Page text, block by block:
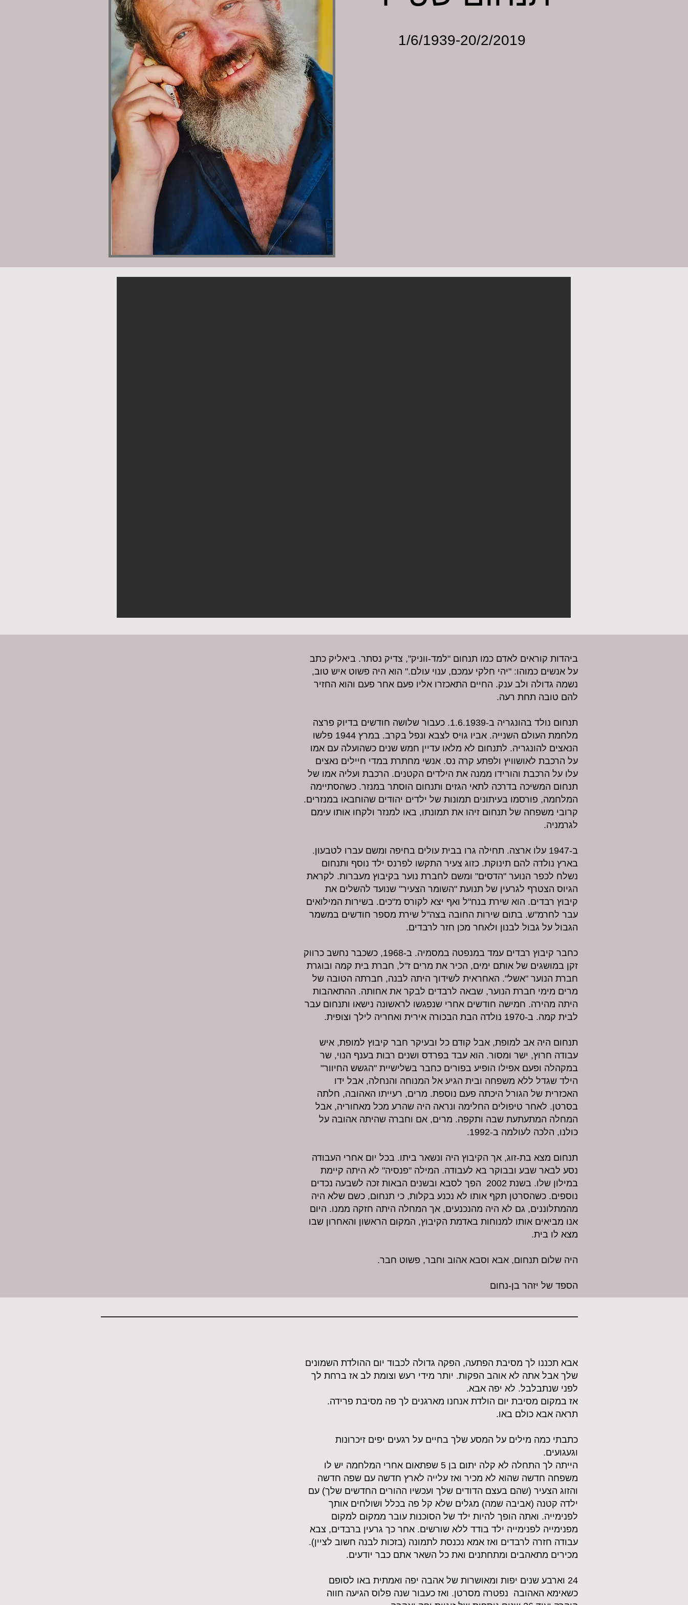
1/6/1939-20/2/2019
ביהדות קוראים לאדם כמו תנחום "למד-ווניק", צדיק נסתר. ביאליק כתב
על אנשים כמוהו: "יהי חלקי עמכם, ענוי עולם." הוא היה פשוט איש טוב,
נשמה גדולה ולב ענק. החיים התאכזרו אליו פעם אחר פעם והוא החזיר
להם טובה תחת רעה.
תנחום נולד בהונגריה ב-1.6.1939. כעבור שלושה חודשים בדיוק פרצה
מלחמת העולם השנייה. אביו גויס לצבא ונפל בקרב. במרץ 1944 פלשו
הנאצים להונגריה. לתנחום לא מלאו עדיין חמש שנים כשהועלה עם אמו
על הרכבת לאושוויץ ולפתע קרה נס. אנשי מחתרת במדי חיילים נאצים
עלו על הרכבת והורידו ממנה את הילדים הקטנים. הרכבת ועליה אמו של
תנחום המשיכה בדרכה לתאי הגזים ותנחום הוסתר במנזר. כשהסתיימה
המלחמה, פורסמו בעיתונים תמונות של ילדים יהודים שהוחבאו במנזרים.
קרובי משפחה של תנחום זיהו את תמונתו, באו למנזר ולקחו אותו עימם
לגרמניה.
ב-1947 עלו ארצה. תחילה גרו בבית עולים בחיפה ומשם עברו לטבעון.
בארץ נולדה להם תינוקת. כזוג צעיר התקשו לפרנס ילד נוסף ותנחום
נשלח לכפר הנוער "הדסים" ומשם לחברת נוער בקיבוץ מעברות. לקראת
הגיוס הצטרף לגרעין של תנועת "השומר הצעיר" שנועד להשלים את
קיבוץ רבדים. הוא שירת בנח"ל ואף יצא לקורס מ"כים. בשירות המילואים
עבר לחרמ"ש. בתום שירות החובה בצה"ל שירת מספר חודשים במשמר
הגבול על גבול לבנון ולאחר מכן חזר לרבדים.
כחבר קיבוץ רבדים עמד במנפטה במסמיה. ב-1968, כשכבר נחשב כרווק
זקן במושגים של אותם ימים, הכיר את מרים ז"ל, חברת בית קמה ובוגרת
חברת הנוער "אשל". האחראית לשידוך היתה לבנה, חברתה הטובה של
מרים מימי חברת הנוער, שבאה לרבדים לבקר את אחותה. ההתאהבות
היתה מהירה. חמישה חודשים אחרי שנפגשו לראשונה נישאו ותנחום עבר
לבית קמה. ב-1970 נולדה הבת הבכורה אירית ואחריה לילך וצופית.
תנחום היה אב למופת, אבל קודם כל ובעיקר חבר קיבוץ למופת, איש
עבודה חרוץ, ישר ומסור. הוא עבד בפרדס ושנים רבות בענף הנוי, שר
במקהלה ופעם אפילו הופיע בפורים כחבר בשלישיית "הגשש החיוור"
הילד שגדל ללא משפחה ובית הגיע אל המנוחה והנחלה, אבל ידו
האכזרית של הגורל היכתה פעם נוספת. מרים, רעייתו האהובה, חלתה
בסרטן. לאחר טיפולים החלימה ונראה היה שהרע מכל מאחוריה, אבל
המחלה המתעתעת שבה ותקפה. מרים, אם וחברה שהיתה אהובה על
כולנו, הלכה לעולמה ב-1992.
תנחום מצא בת-זוג, אך הקיבוץ היה ונשאר ביתו. בכל יום אחרי העבודה
נסע לבאר שבע ובבוקר בא לעבודה. המילה "פנסיה" לא היתה קיימת
במילון שלו. בשנת 2002 הפך לסבא ובשנים הבאות זכה לשבעה נכדים
נוספים. כשהסרטן תקף אותו לא נכנע בקלות, כי תנחום, כשם שלא היה
מהמתלוננים, גם לא היה מהנכנעים, אך המחלה היתה חזקה ממנו. היום
אנו מביאים אותו למנוחות באדמת הקיבוץ, המקום הראשון והאחרון שבו
מצא לו בית.
היה שלום תנחום, אבא וסבא אהוב וחבר, פשוט חבר.
הספד של יזהר בן-נחום
אבא תכננו לך מסיבת הפתעה, הפקה גדולה לכבוד יום ההולדת השמונים
שלך אבל אתה לא אוהב הפקות. יותר מידי רעש וצומת לב אז ברחת לך
לפני שנתבלבל. לא יפה אבא.
אז במקום מסיבת יום הולדת אנחנו מארגנים לך פה מסיבת פרידה.
תראה אבא כולם באו.
כתבתי כמה מילים על המסע שלך בחיים על רגעים יפים זיכרונות
וגעגועים.
הייתה לך התחלה לא קלה יתום בן 5 שפתאום אחרי המלחמה יש לו
משפחה חדשה שהוא לא מכיר ואז עלייה לארץ חדשה עם שפה חדשה
והזוג הצעיר (שהם בעצם הדודים שלך ועכשיו ההורים החדשים שלך) עם
ילדה קטנה (אביבה שמה) מגלים שלא קל פה בכלל ושולחים אותך
לפנימייה. ואתה הופך להיות ילד של הסוכנות עובר ממקום למקום
מפנימייה לפנימייה ילד בודד ללא שורשים. אחר כך גרעין ברבדים, צבא
עבודה חזרה לרבדים ואז אמא נכנסת לתמונה (בזכות לבנה חשוב לציין).
מכירים מתאהבים ומתחתנים ואת כל השאר אתם כבר יודעים.
24 וארבע שנים יפות ומאושרות של אהבה יפה ואמתית באו לסופם
כשאימא האהובה נפטרה מסרטן. ואז כעבור שנה פלוס הגיעה חווה